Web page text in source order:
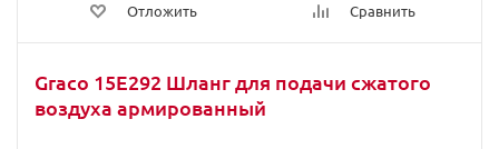
Отложить Сравнить
Graco 15E292 Шланг для подачи сжатого
воздуха армированный